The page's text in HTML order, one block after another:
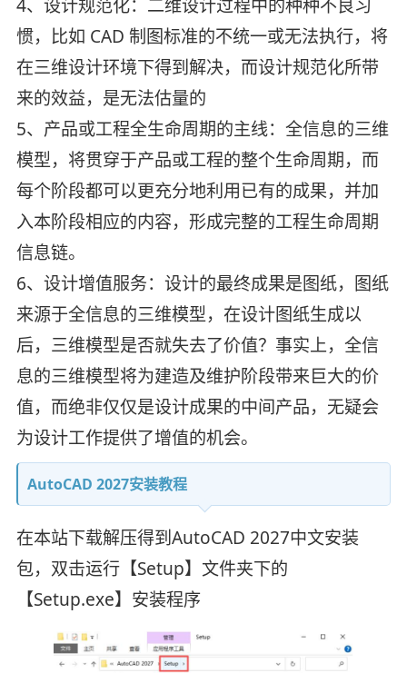
4、设计规范化：二维设计过程中的种种不良习
惯，比如 CAD 制图标准的不统一或无法执行，将
在三维设计环境下得到解决，而设计规范化所带
来的效益，是无法估量的
5、产品或工程全生命周期的主线：全信息的三维
模型，将贯穿于产品或工程的整个生命周期，而
每个阶段都可以更充分地利用已有的成果，并加
入本阶段相应的内容，形成完整的工程生命周期
信息链。
6、设计增值服务：设计的最终成果是图纸，图纸
来源于全信息的三维模型，在设计图纸生成以
后，三维模型是否就失去了价值？事实上，全信
息的三维模型将为建造及维护阶段带来巨大的价
值，而绝非仅仅是设计成果的中间产品，无疑会
为设计工作提供了增值的机会。
AutoCAD 2027安装教程
在本站下载解压得到AutoCAD 2027中文安装
包，双击运行【Setup】文件夹下的
【Setup.exe】安装程序